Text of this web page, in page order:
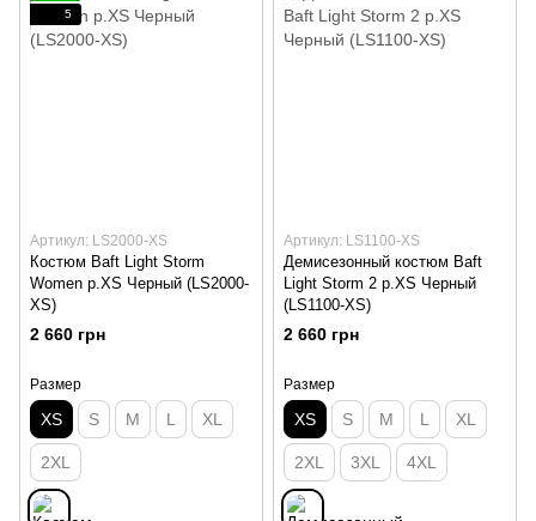
5
Артикул: LS2000-XS
Костюм Baft Light Storm
Women p.XS Черный (LS2000-
XS)
2 660 грн
Размер
XS S M L XL
2XL
Артикул: LS1100-XS
Демисезонный костюм Baft
Light Storm 2 р.XS Черный
(LS1100-XS)
2 660 грн
Размер
XS S M L XL
2XL 3XL 4XL